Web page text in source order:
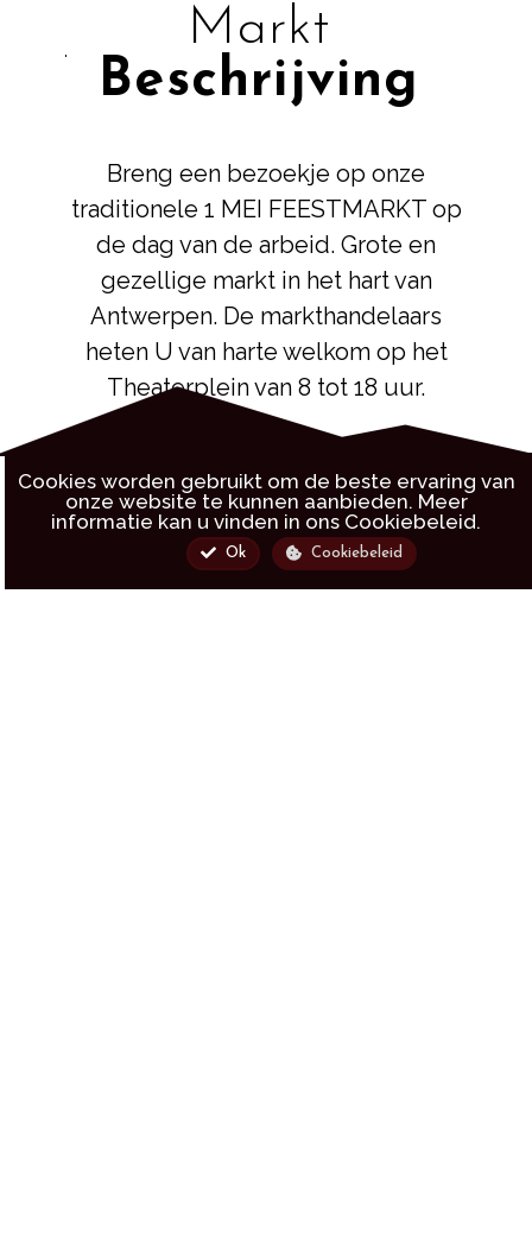
Markt
Beschrijving
Breng een bezoekje op onze
traditionele 1 MEI FEESTMARKT op
de dag van de arbeid. Grote en
gezellige markt in het hart van
Antwerpen. De markthandelaars
heten U van harte welkom op het
Theaterplein van 8 tot 18 uur.
Markt
Cookies worden gebruikt om de beste ervaring van
onze website te kunnen aanbieden. Meer
informatie kan u vinden in ons Cookiebeleid.
Ok Cookiebeleid